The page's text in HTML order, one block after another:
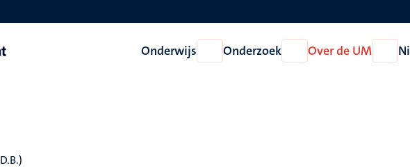
Onderwijs
Open
Onderwijs
Onderzoek
Open
Onderzoek
Over de UM
Open
Over